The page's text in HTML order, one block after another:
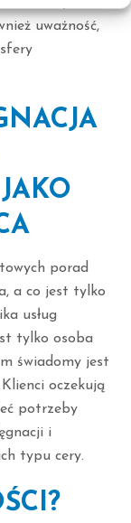
uważność,
porad
a co jest tylko
usług
tylko osoba
świadomy jest
oczekują
potrzeby
i
typu cery.